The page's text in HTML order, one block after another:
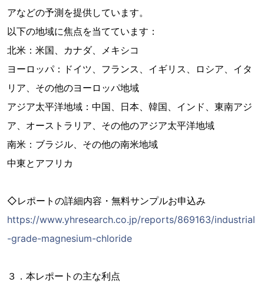
アなどの予測を提供しています。
以下の地域に焦点を当てています：
北米：米国、カナダ、メキシコ
ヨーロッパ：ドイツ、フランス、イギリス、ロシア、イタ
リア、その他のヨーロッパ地域
アジア太平洋地域：中国、日本、韓国、インド、東南アジ
ア、オーストラリア、その他のアジア太平洋地域
南米：ブラジル、その他の南米地域
中東とアフリカ
◇レポートの詳細内容・無料サンプルお申込み
https://www.yhresearch.co.jp/reports/869163/industrial
-grade-magnesium-chloride
３．本レポートの主な利点